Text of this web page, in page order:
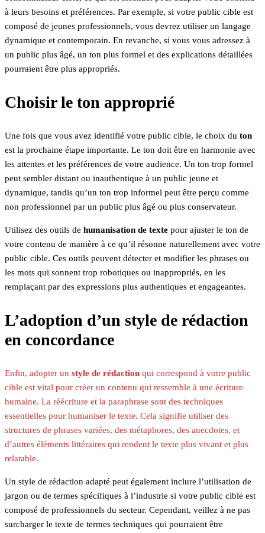
à leurs besoins et préférences. Par exemple, si votre public cible est
composé de jeunes professionnels, vous devrez utiliser un langage
dynamique et contemporain. En revanche, si vous vous adressez à
un public plus âgé, un ton plus formel et des explications détaillées
pourraient être plus appropriés.
Choisir le ton approprié
Une fois que vous avez identifié votre public cible, le choix du ton
est la prochaine étape importante. Le ton doit être en harmonie avec
les attentes et les préférences de votre audience. Un ton trop formel
peut sembler distant ou inauthentique à un public jeune et
dynamique, tandis qu’un ton trop informel peut être perçu comme
non professionnel par un public plus âgé ou plus conservateur.
Utilisez des outils de humanisation de texte pour ajuster le ton de
votre contenu de manière à ce qu’il résonne naturellement avec votre
public cible. Ces outils peuvent détecter et modifier les phrases ou
les mots qui sonnent trop robotiques ou inappropriés, en les
remplaçant par des expressions plus authentiques et engageantes.
L’adoption d’un style de rédaction
en concordance
Enfin, adopter un style de rédaction qui correspond à votre public
cible est vital pour créer un contenu qui ressemble à une écriture
humaine. La réécriture et la paraphrase sont des techniques
essentielles pour humaniser le texte. Cela signifie utiliser des
structures de phrases variées, des métaphores, des anecdotes, et
d’autres éléments littéraires qui rendent le texte plus vivant et plus
relatable.
Un style de rédaction adapté peut également inclure l’utilisation de
jargon ou de termes spécifiques à l’industrie si votre public cible est
composé de professionnels du secteur. Cependant, veillez à ne pas
surcharger le texte de termes techniques qui pourraient être